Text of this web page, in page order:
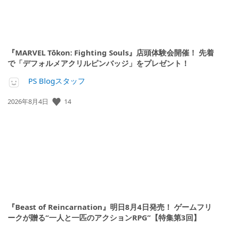
『MARVEL Tōkon: Fighting Souls』店頭体験会開催！ 先着
で「デフォルメアクリルピンバッジ」をプレゼント！
PS Blogスタッフ
公
2026年8月4日 14
『Beast of Reincarnation』明日8月4日発売！ ゲームフリ
ークが贈る“一人と一匹のアクションRPG”【特集第3回】